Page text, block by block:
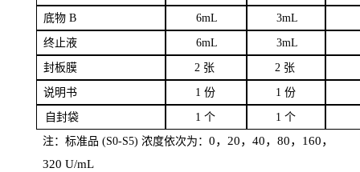
底物B 6mL 3mL
终止液 6mL 3mL
封板膜 2 张 2 张
说明书 1 份 1 份
自封袋 1 个 1 个
注：标准品 (S0-S5) 浓度依次为： 0，20，40，80，160，
320 U/mL